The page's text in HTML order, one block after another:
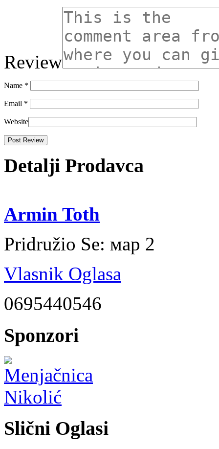
Review
Name *
Email *
Website
Detalji Prodavca
Armin Toth
Pridružio Se: мар 2
Vlasnik Oglasa
0695440546
Sponzori
Slični Oglasi